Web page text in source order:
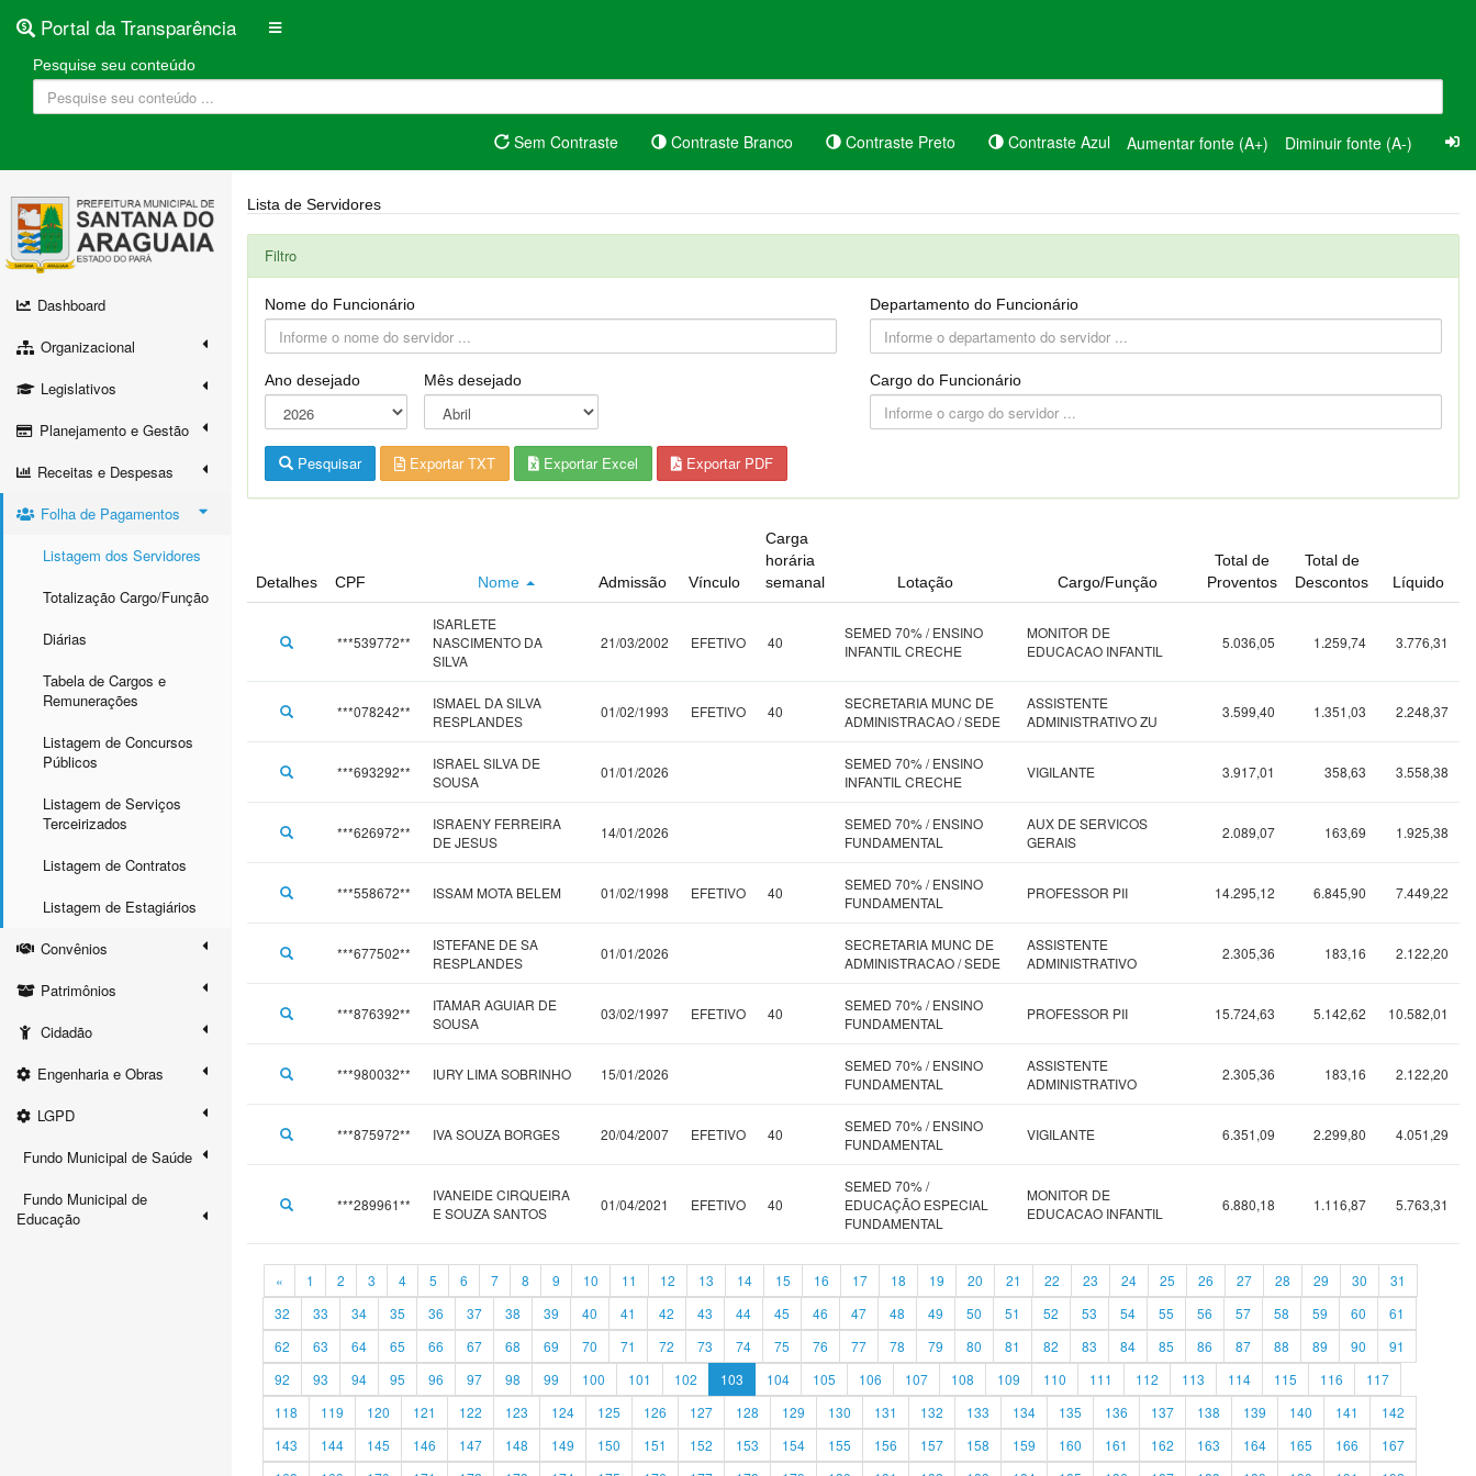
Portal da Transparência
Pesquise seu conteúdo
Sem Contraste Contraste Branco Contraste Preto Contraste Azul Aumentar fonte (A+) Diminuir fonte (A-)
Dashboard
Organizacional
Legislativos
Planejamento e Gestão
Receitas e Despesas
Folha de Pagamentos
Listagem dos Servidores
Totalização Cargo/Função
Diárias
Tabela de Cargos e
Remunerações
Listagem de Concursos
Públicos
Listagem de Serviços
Terceirizados
Listagem de Contratos
Listagem de Estagiários
Convênios
Patrimônios
Cidadão
Engenharia e Obras
LGPD
Fundo Municipal de Saúde
Fundo Municipal de
Educação
Lista de Servidores
Filtro
Nome do Funcionário
Ano desejado Mês desejado
Departamento do Funcionário
Cargo do Funcionário
Pesquisar Exportar TXT Exportar Excel Exportar PDF
Detalhes CPF Nome Admissão Vínculo
Carga
horária
semanal
Lotação Cargo/Função
Total de
Proventos
Total de
Descontos
Líquido
***539772**
ISARLETE
NASCIMENTO DA
SILVA
21/03/2002 EFETIVO 40
SEMED 70% / ENSINO
INFANTIL CRECHE
MONITOR DE
EDUCACAO INFANTIL
5.036,05 1.259,74 3.776,31
***078242**
ISMAEL DA SILVA
RESPLANDES
01/02/1993 EFETIVO 40
SECRETARIA MUNC DE
ADMINISTRACAO / SEDE
ASSISTENTE
ADMINISTRATIVO ZU
3.599,40 1.351,03 2.248,37
***693292**
ISRAEL SILVA DE
SOUSA
01/01/2026
SEMED 70% / ENSINO
INFANTIL CRECHE
VIGILANTE 3.917,01 358,63 3.558,38
***626972**
ISRAENY FERREIRA
DE JESUS
14/01/2026
SEMED 70% / ENSINO
FUNDAMENTAL
AUX DE SERVICOS
GERAIS
2.089,07 163,69 1.925,38
***558672** ISSAM MOTA BELEM 01/02/1998 EFETIVO 40
SEMED 70% / ENSINO
FUNDAMENTAL
PROFESSOR PII 14.295,12 6.845,90 7.449,22
***677502**
ISTEFANE DE SA
RESPLANDES
01/01/2026
SECRETARIA MUNC DE
ADMINISTRACAO / SEDE
ASSISTENTE
ADMINISTRATIVO
2.305,36 183,16 2.122,20
***876392**
ITAMAR AGUIAR DE
SOUSA
03/02/1997 EFETIVO 40
SEMED 70% / ENSINO
FUNDAMENTAL
PROFESSOR PII 15.724,63 5.142,62 10.582,01
***980032** IURY LIMA SOBRINHO 15/01/2026
SEMED 70% / ENSINO
FUNDAMENTAL
ASSISTENTE
ADMINISTRATIVO
2.305,36 183,16 2.122,20
***875972** IVA SOUZA BORGES 20/04/2007 EFETIVO 40
SEMED 70% / ENSINO
FUNDAMENTAL
VIGILANTE 6.351,09 2.299,80 4.051,29
***289961**
IVANEIDE CIRQUEIRA
E SOUZA SANTOS
01/04/2021 EFETIVO 40
SEMED 70% /
EDUCAÇÃO ESPECIAL
FUNDAMENTAL
MONITOR DE
EDUCACAO INFANTIL
6.880,18 1.116,87 5.763,31
« 1 2 3 4 5 6 7 8 9 10 11 12 13 14 15 16 17 18 19 20 21 22 23 24 25 26 27 28 29 30
31
32
33 34 35 36 37 38 39 40 41 42 43 44 45 46 47 48 49 50 51 52 53 54 55 56 57 58 59 60
61
62
63 64 65 66 67 68 69 70 71 72 73 74 75 76 77 78 79 80 81 82 83 84 85 86 87 88 89 90
91
92
93 94 95 96 97 98 99 100 101 102 103 104 105 106 107 108 109 110 111 112 113 114 115 116
117
118
119 120 121 122 123 124 125 126 127 128 129 130 131 132 133 134 135 136 137 138 139 140 141
142
143
144 145 146 147 148 149 150 151 152 153 154 155 156 157 158 159 160 161 162 163 164 165 166
167